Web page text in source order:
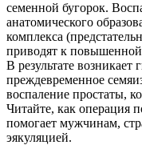
семенной бугорок.
анатомического
комплекса
приводят к повышенной
В результате
преждевременное
воспаление простаты,
Читайте, как операция
помогает мужчинам,
эякуляцией.